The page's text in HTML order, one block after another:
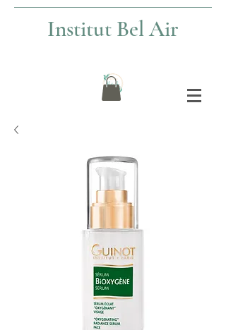
Institut Bel Air